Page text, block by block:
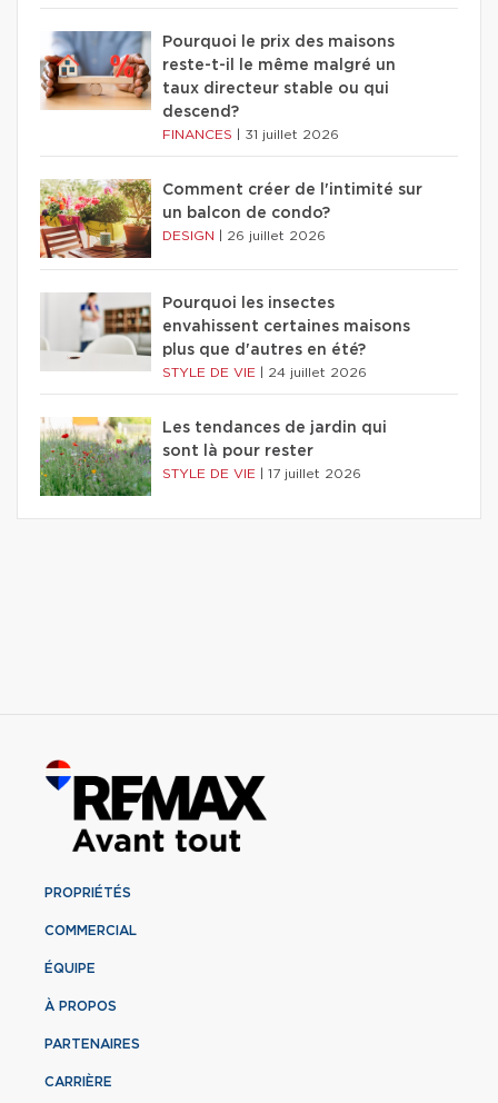
Pourquoi le prix des maisons
reste-t-il le même malgré un
taux directeur stable ou qui
descend?
FINANCES 31 juillet 2026
Comment créer de l'intimité sur
un balcon de condo?
DESIGN 26 juillet 2026
Pourquoi les insectes
envahissent certaines maisons
plus que d'autres en été?
STYLE DE VIE 24 juillet 2026
Les tendances de jardin qui
sont là pour rester
STYLE DE VIE 17 juillet 2026
PROPRIÉTÉS
COMMERCIAL
ÉQUIPE
À PROPOS
PARTENAIRES
CARRIÈRE